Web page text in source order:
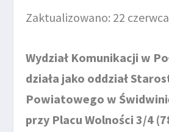
Zaktualizowano: 22
Wydział Komunikacji w
działa jako oddział
Powiatowego w
przy Placu Wolności 3/4